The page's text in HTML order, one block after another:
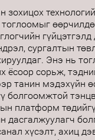
зохицох
сургалтын
Энэ нь
ёсоор сорьж,
танин мэдэхүйн
болгоомжтой
платформ
дасгалжуулагч
хүсэлт, ахиц